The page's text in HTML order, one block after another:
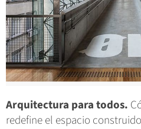
Arquitectura para todos.
redefine el espacio construido